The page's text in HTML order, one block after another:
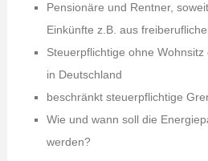
Pensionäre und Rentner,
Einkünfte z.B. aus
Steuerpflichtige ohne
in Deutschland
beschränkt steuerpflichtige
Wie und wann soll die
werden?